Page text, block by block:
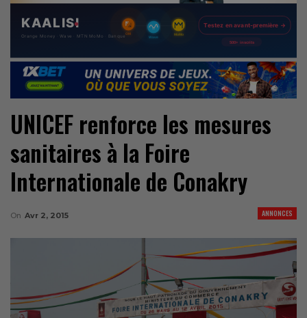
UNICEF renforce les mesures
sanitaires à la Foire
Internationale de Conakry
ANNONCES
On Avr 2, 2015